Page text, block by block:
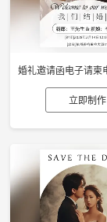
立即制作